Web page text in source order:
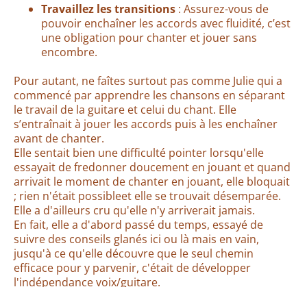
Travaillez les transitions : Assurez-vous de
pouvoir enchaîner les accords avec fluidité, c’est
une obligation pour chanter et jouer sans
encombre.
Pour autant, ne faîtes surtout pas comme Julie qui a
commencé par apprendre les chansons en séparant
le travail de la guitare et celui du chant. Elle
s’entraînait à jouer les accords puis à les enchaîner
avant de chanter.
Elle sentait bien une difficulté pointer lorsqu'elle
essayait de fredonner doucement en jouant et quand
arrivait le moment de chanter en jouant, elle bloquait
; rien n'était possibleet elle se trouvait désemparée.
Elle a d'ailleurs cru qu'elle n'y arriverait jamais.
En fait, elle a d'abord passé du temps, essayé de
suivre des conseils glanés ici ou là mais en vain,
jusqu'à ce qu'elle découvre que le seul chemin
efficace pour y parvenir, c'était de développer
l'indépendance voix/guitare.